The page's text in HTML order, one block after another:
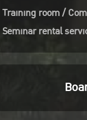
Training room /
Seminar rental